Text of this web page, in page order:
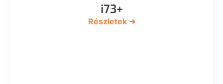
i73+
Részletek ➜